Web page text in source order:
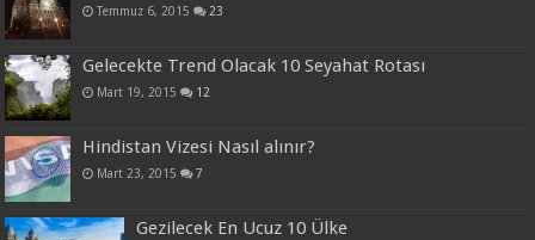
Temmuz 6, 2015 23
Gelecekte Trend Olacak 10 Seyahat Rotası
Mart 19, 2015 12
Hindistan Vizesi Nasıl alınır?
Mart 23, 2015 7
Gezilecek En Ucuz 10 Ülke